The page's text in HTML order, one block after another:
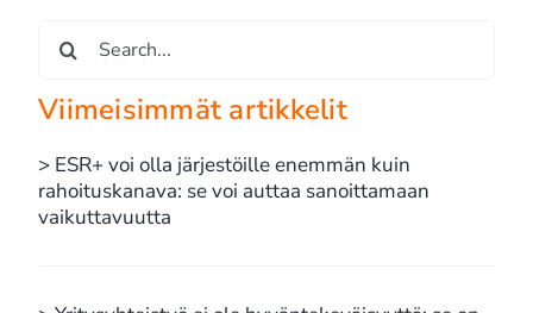
Etsi
Viimeisimmät artikkelit
> ESR+ voi olla järjestöille enemmän kuin
rahoituskanava: se voi auttaa sanoittamaan
vaikuttavuutta